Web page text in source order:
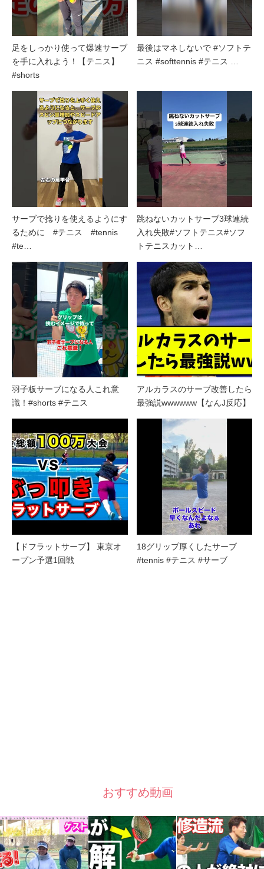
足をしっかり使って爆速サーブ
を手に入れよう！【テニス】
#shorts
最後はマネしないで #ソフトテ
ニス #softtennis #テニス …
サーブで捻りを使えるようにす
るために #テニス #tennis
#te…
跳ねないカットサーブ3球連続
入れ失敗#ソフトテニス#ソフ
トテニスカット…
羽子板サーブになる人これ意
識！#shorts #テニス
アルカラスのサーブ改善したら
最強説wwwwww【なんJ反応】
【ドフラットサーブ】 東京オ
ープン予選1回戦
18グリップ厚くしたサーブ
#tennis #テニス #サーブ
おすすめ動画